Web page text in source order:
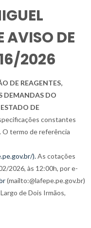
AVISO DE
2026
DE REAGENTES,
DEMANDAS DO
DE
constantes
O termo de referência
).As cotações
2026, às 12:00h, por e-
(mailto:@lafepe.pe.gov.br)
de Dois Irmãos,